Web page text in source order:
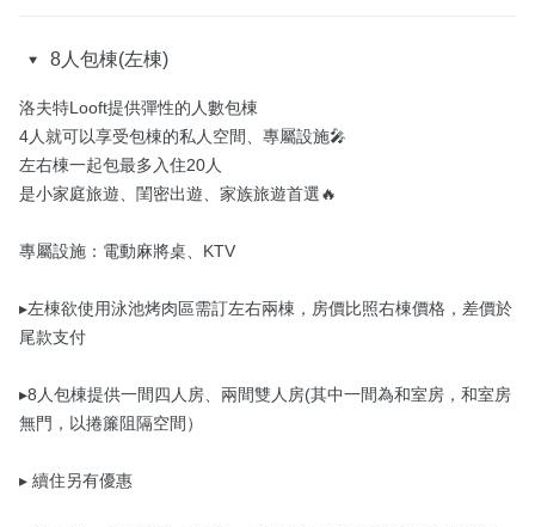
8人包棟(左棟)
洛夫特Looft提供彈性的人數包棟
4人就可以享受包棟的私人空間、專屬設施🎤
左右棟一起包最多入住20人
是小家庭旅遊、閨密出遊、家族旅遊首選🔥
專屬設施：電動麻將桌、KTV
▸左棟欲使用泳池烤肉區需訂左右兩棟，房價比照右棟價格，差價於
尾款支付
▸8人包棟提供一間四人房、兩間雙人房(其中一間為和室房，和室房
無門，以捲簾阻隔空間）
▸ 續住另有優惠